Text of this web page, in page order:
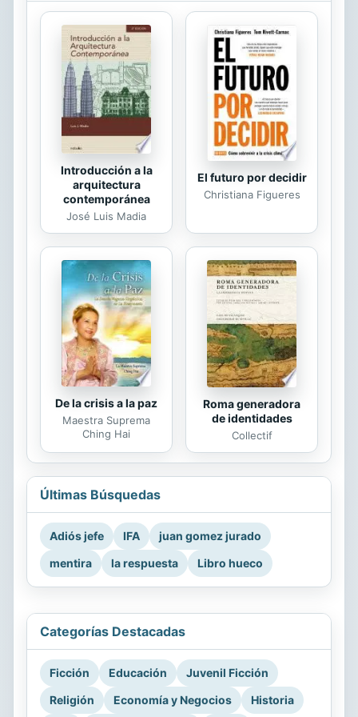
constructor de barcos – Más de mil
opiniones con cuatro y cinco
estrellas en todo el mundo. Un día
de viento... un letrero que sale
volando... un golpe terrible. Sophie
Calhoun no sabe cómo va a poder
pagar los daños causados a un
Introducción a la
arquitectura
contemporánea
José Luis Madia
El futuro por decidir
Christiana Figueres
De la crisis a la paz
Maestra Suprema
Ching Hai
Roma generadora
de identidades
Collectif
Últimas Búsquedas
Adiós jefe IFA
juan gomez jurado
mentira
la respuesta Libro hueco
Categorías Destacadas
Ficción Educación
Juvenil Ficción
Religión
Economía y Negocios Historia